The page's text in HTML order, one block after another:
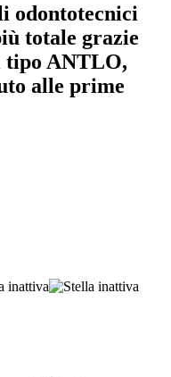
odontotecnici
totale grazie
tipo ANTLO,
alle prime